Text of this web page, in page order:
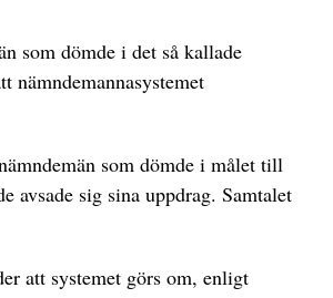
som dömde i det så kallade
nämndemannasystemet
som dömde i målet till
avsade sig sina uppdrag. Samtalet
att systemet görs om, enligt